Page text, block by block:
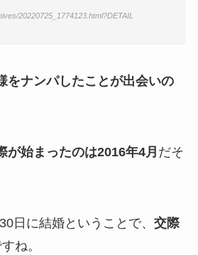
20220725_1774123.html?DETAIL
をナンパしたことが出会いの
が始まったのは2016年4月 だそ
日に結婚ということで、 交際
ね。